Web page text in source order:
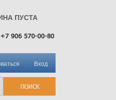
ПУСТА
Вход